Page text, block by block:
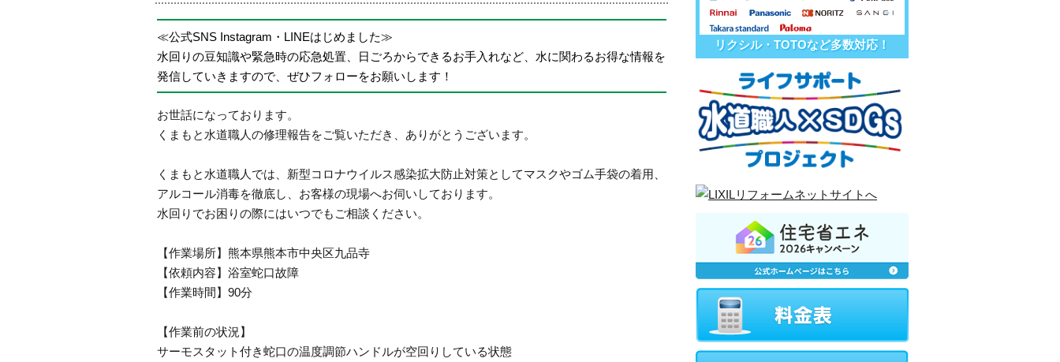
≪公式SNS Instagram・LINEはじめました≫
水回りの豆知識や緊急時の応急処置、日ごろからできるお手入れなど、水に関わるお得な情報を
発信していきますので、ぜひフォローをお願いします！
お世話になっております。
くまもと水道職人の修理報告をご覧いただき、ありがとうございます。
くまもと水道職人では、新型コロナウイルス感染拡大防止対策としてマスクやゴム手袋の着用、
アルコール消毒を徹底し、お客様の現場へお伺いしております。
水回りでお困りの際にはいつでもご相談ください。
【作業場所】熊本県熊本市中央区九品寺
【依頼内容】浴室蛇口故障
【作業時間】90分
【作業前の状況】
サーモスタット付き蛇口の温度調節ハンドルが空回りしている状態
リクシル・TOTOなど多数対応！